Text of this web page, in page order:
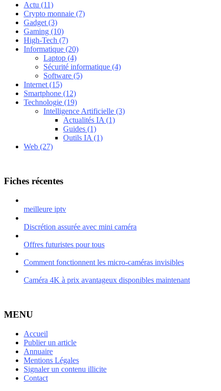
Actu (11)
Crypto monnaie (7)
Gadget (3)
Gaming (10)
High-Tech (7)
Informatique (20)
Laptop (4)
Sécurité informatique (4)
Software (5)
Internet (15)
Smartphone (12)
Technologie (19)
Intelligence Artificielle (3)
Actualités IA (1)
Guides (1)
Outils IA (1)
Web (27)
Fiches récentes
meilleure iptv
Discrétion assurée avec mini caméra
Offres futuristes pour tous
Comment fonctionnent les micro-caméras invisibles
Caméra 4K à prix avantageux disponibles maintenant
MENU
Accueil
Publier un article
Annuaire
Mentions Légales
Signaler un contenu illicite
Contact